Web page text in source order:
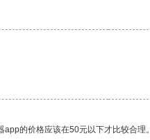
的价格应该在50元以下才比较合理。